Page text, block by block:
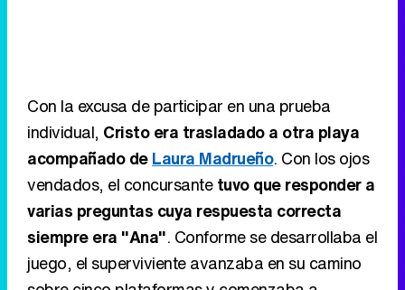
Con la excusa de participar en una prueba
individual, Cristo era trasladado a otra playa
acompañado deLaura Madrueño. Con los ojos
vendados, el concursantetuvo que responder a
varias preguntas cuya respuesta correcta
siempre era "Ana". Conforme se desarrollaba el
juego, el superviviente avanzaba en su camino